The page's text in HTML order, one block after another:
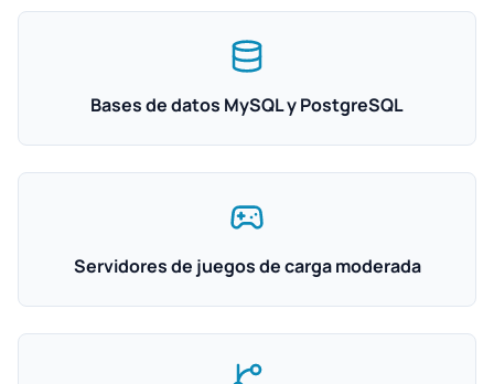
Bases de datos MySQL y PostgreSQL
Servidores de juegos de carga moderada